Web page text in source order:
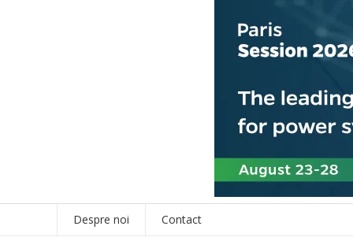
Despre noi Contact